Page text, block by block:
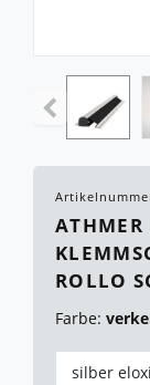
ATHMER
ROLLO
Farbe:
silber